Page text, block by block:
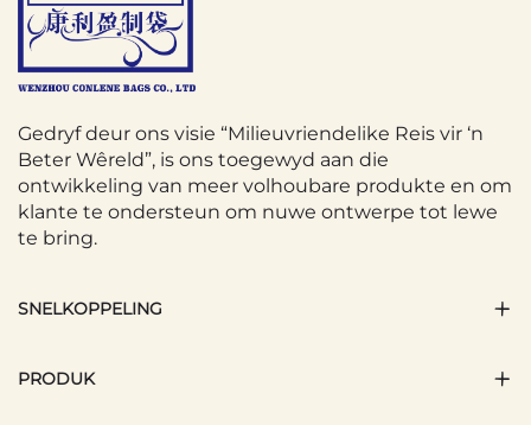
Gedryf deur ons visie “Milieuvriendelike Reis vir ‘n
Beter Wêreld”, is ons toegewyd aan die
ontwikkeling van meer volhoubare produkte en om
klante te ondersteun om nuwe ontwerpe tot lewe
te bring.
SNELKOPPELING
PRODUK